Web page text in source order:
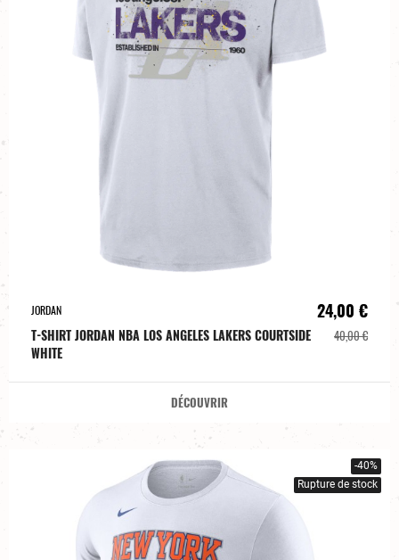
JORDAN
T-SHIRT JORDAN NBA LOS ANGELES LAKERS COURTSIDE
WHITE
24,00 €
40,00 €
DÉCOUVRIR
-40%
Rupture de stock